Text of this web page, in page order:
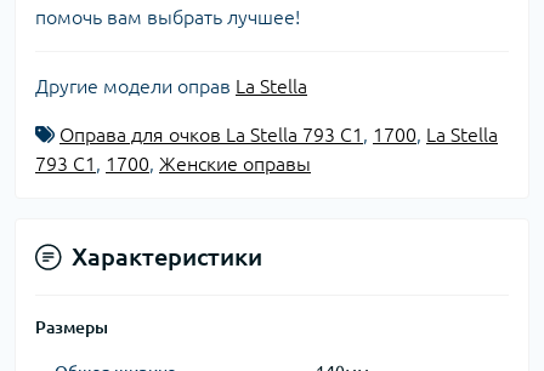
помочь вам выбрать лучшее!
Другие модели оправ La Stella
Оправа для очков La Stella 793 C1 1700 La Stella
793 C1
1700 Женские оправы
Характеристики
Размеры